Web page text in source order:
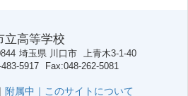
立高等学校
埼玉県 川口市
上青木3-1-40
5917 Fax 048-262-5081
｜ 附属中｜ このサイトについて